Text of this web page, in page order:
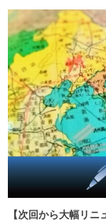
【次回から大幅リ